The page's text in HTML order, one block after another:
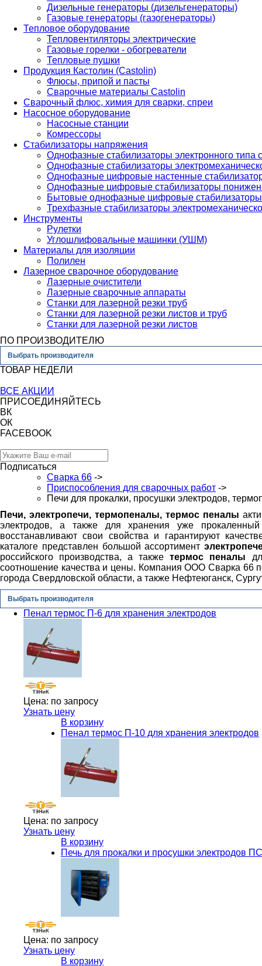
Дизельные генераторы (дизельгенераторы)
Газовые генераторы (газогенераторы)
Тепловое оборудование
Тепловентиляторы электрические
Газовые горелки - обогреватели
Тепловые пушки
Продукция Кастолин (Castolin)
Флюсы, припой и пасты
Сварочные материалы Castolin
Сварочный флюс, химия для сварки, спреи
Насосное оборудование
Насосные станции
Комрессоры
Стабилизаторы напряжения
Однофазные стабилизаторы электронного
Однофазные стабилизаторы
Однофазные цифровые настенные
Однофазные цифровые стабилизаторы
Бытовые однофазные цифровые стабилизаторы
Трехфазные стабилизаторы
Инструменты
Рулетки
Углошлифовальные машинки (УШМ)
Материалы для изоляции
Полилен
Лазерное сварочное оборудование
Лазерные очистители
Лазерные сварочные аппараты
Станки для лазерной резки труб
Станки для лазерной резки листов и труб
Станки для лазерной резки листов
ПО ПРОИЗВОДИТЕЛЮ
Выбрать производителя
ТОВАР НЕДЕЛИ
ВСЕ АКЦИИ
ПРИСОЕДИНЯЙТЕСЬ
ВК
ОК
FACEBOOK
Подписаться
Сварка 66 ->
Приспособления для сварочных работ ->
Печи для прокалки, просушки электродов,
Печи, электропечи, термопеналы, термос пеналы
электродов, а также для хранения уже
восстанавливают свои свойства и гарантируют
каталоге представлен большой ассортимент
российского производства, а такжетермос пеналы
соотношение качества и цены. Компания ООО Сварка 66
города Свердловской области, а также Нефтеюганск,
Выбрать производителя
Пенал термос П-6 для хранения электродов
Цена: по запросу
Узнать цену
В корзину
Пенал термос П-10 для хранения электродов
Цена: по запросу
Узнать цену
В корзину
Печь для прокалки и просушки электродов
Цена: по запросу
Узнать цену
В корзину